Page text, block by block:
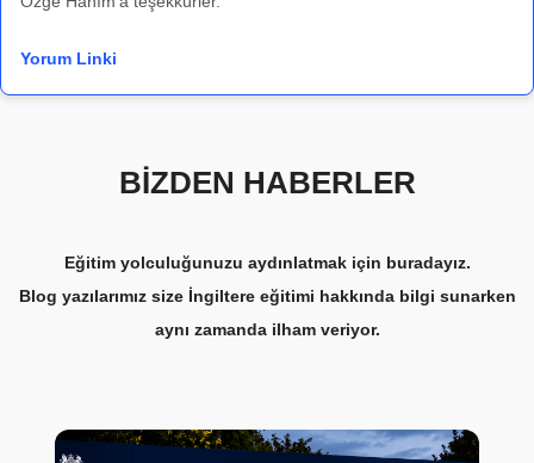
Yorum Linki
BİZDEN HABERLER
Eğitim yolculuğunuzu aydınlatmak için buradayız.
Blog yazılarımız size İngiltere eğitimi hakkında bilgi sunarken
aynı zamanda ilham veriyor.